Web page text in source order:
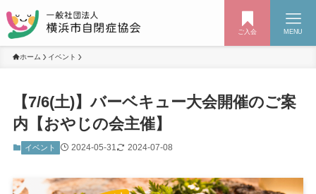
ご入会 MENU
ホーム イベント
【7/6(土)】バーベキュー大会開催のご案
内【おやじの会主催】
イベント 2024-05-31 2024-07-08